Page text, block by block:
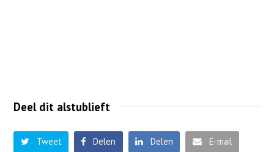
Deel dit alstublieft
Tweet Delen Delen E-mail